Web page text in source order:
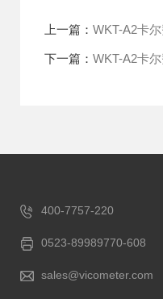
上一篇： WKT-A2卡
下一篇： WKT-A2卡
400-7757-220
0523-89989770-608
sales@vicometer.com